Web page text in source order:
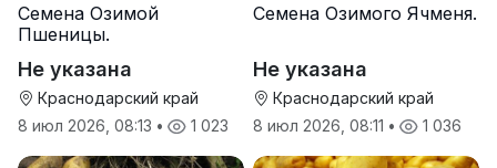
Семена Озимой
Пшеницы.
Не указана
Краснодарский край
8 июл 2026, 08:13 • 1 023
Семена Озимого Ячменя.
Не указана
Краснодарский край
8 июл 2026, 08:11 • 1 036